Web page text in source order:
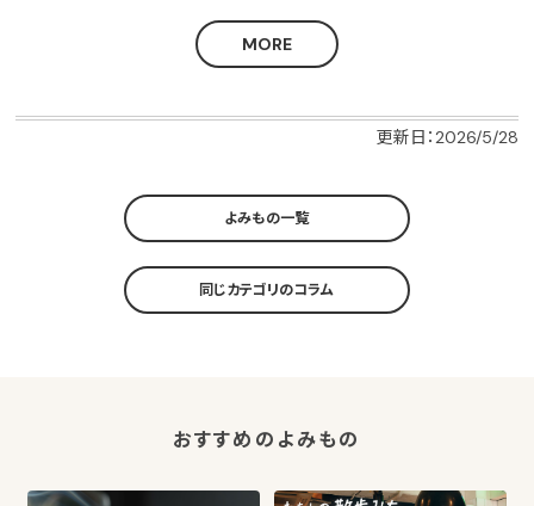
MORE
更新日：2026/5/28
よみもの一覧
同じカテゴリのコラム
おすすめのよみもの